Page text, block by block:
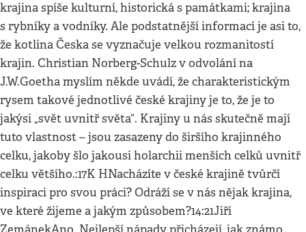
krajina spíše kulturní, historická s památkami; krajina
s rybníky a vodníky. Ale podstatnější informací je asi to,
že kotlina Česka se vyznačuje velkou rozmanitostí
krajin. Christian Norberg-Schulz v odvolání na
J.W.Goetha myslím někde uvádí, že charakteristickým
rysem takové jednotlivé české krajiny je to, že je to
jakýsi „svět uvnitř světa“. Krajiny u nás skutečně mají
tuto vlastnost – jsou zasazeny do širšího krajinného
celku, jakoby šlo jakousi holarchii menších celků uvnitř
celku většího.:17K HNacházíte v české krajině tvůrčí
inspiraci pro svou práci? Odráží se v nás nějak krajina,
ve které žijeme a jakým způsobem?14:21Jiří